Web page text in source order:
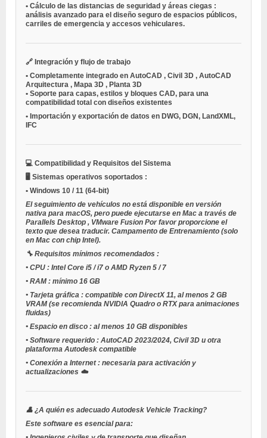
• Cálculo de las distancias de seguridad y áreas ciegas :
análisis avanzado para el diseño seguro de espacios públicos,
carriles de emergencia y accesos vehiculares.
🔗 Integración y flujo de trabajo
• Completamente integrado en AutoCAD , Civil 3D , AutoCAD
Arquitectura , Mapa 3D , Planta 3D
• Soporte para capas, estilos y bloques CAD, para una
compatibilidad total con diseños existentes
• Importación y exportación de datos en DWG, DGN, LandXML,
IFC
💻 Compatibilidad y Requisitos del Sistema
🖥️ Sistemas operativos soportados :
• Windows 10 / 11 (64-bit)
El seguimiento de vehículos no está disponible en versión
nativa para macOS, pero puede ejecutarse en Mac a través de
Parallels Desktop , VMware Fusion Por favor proporcione el
texto que desea traducir. Campamento de Entrenamiento (solo
en Mac con chip Intel).
🔧 Requisitos mínimos recomendados :
• CPU : Intel Core i5 / i7 o AMD Ryzen 5 / 7
• RAM : mínimo 16 GB
• Tarjeta gráfica : compatible con DirectX 11, al menos 2 GB
VRAM (se recomienda NVIDIA Quadro o RTX para animaciones
fluidas)
• Espacio en disco : al menos 10 GB disponibles
• Software requerido : AutoCAD 2023/2024, Civil 3D u otra
plataforma Autodesk compatible
• Conexión a Internet: necesaria para activación y
actualizaciones ☁️
👤 ¿A quién es adecuado Autodesk Vehicle Tracking?
Este software es esencial para: